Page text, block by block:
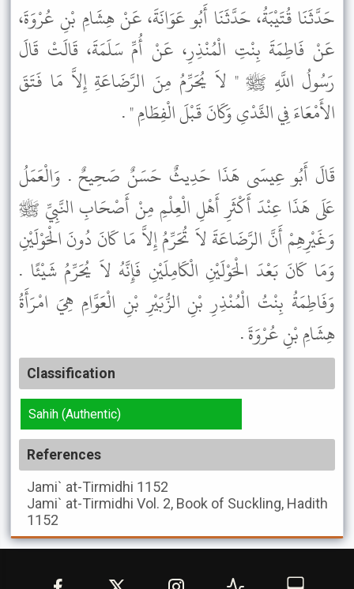
حَدَّثَنَا قُتَيْبَةُ، حَدَّثَنَا أَبُو عَوَانَةَ، عَنْ هِشَامِ بْنِ عُرْوَةَ،
عَنْ فَاطِمَةَ بِنْتِ الْمُنْذِرِ، عَنْ أُمِّ سَلَمَةَ، قَالَتْ قَالَ
رَسُولُ اللَّهِ ﷺ " لاَ يُحَرِّمُ مِنَ الرَّضَاعَةِ إِلاَّ مَا فَتَقَ
الأَمْعَاءَ فِي الثَّدْىِ وَكَانَ قَبْلَ الْفِطَامِ " .
قَالَ أَبُو عِيسَى هَذَا حَدِيثٌ حَسَنٌ صَحِيحٌ . وَالْعَمَلُ
عَلَى هَذَا عِنْدَ أَكْثَرِ أَهْلِ الْعِلْمِ مِنْ أَصْحَابِ النَّبِيِّ ﷺ
وَغَيْرِهِمْ أَنَّ الرَّضَاعَةَ لاَ تُحَرِّمُ إِلاَّ مَا كَانَ دُونَ الْحَوْلَيْنِ
وَمَا كَانَ بَعْدَ الْحَوْلَيْنِ الْكَامِلَيْنِ فَإِنَّهُ لاَ يُحَرِّمُ شَيْئًا .
وَفَاطِمَةُ بِنْتُ الْمُنْذِرِ بْنِ الزُّبَيْرِ بْنِ الْعَوَّامِ هِيَ امْرَأَةُ
هِشَامِ بْنِ عُرْوَةَ .
Classification
Sahih (Authentic)
References
Jami` at-Tirmidhi 1152
Jami` at-Tirmidhi Vol. 2, Book of Suckling, Hadith
1152